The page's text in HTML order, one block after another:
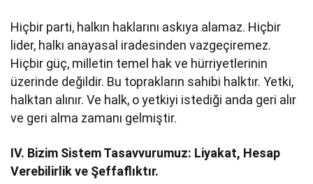
Hiçbir parti, halkın haklarını askıya alamaz. Hiçbir
lider, halkı anayasal iradesinden vazgeçiremez.
Hiçbir güç, milletin temel hak ve hürriyetlerinin
üzerinde değildir. Bu toprakların sahibi halktır. Yetki,
halktan alınır. Ve halk, o yetkiyi istediği anda geri alır
ve geri alma zamanı gelmiştir.
IV. Bizim Sistem Tasavvurumuz: Liyakat, Hesap
Verebilirlik ve Şeffaflıktır.